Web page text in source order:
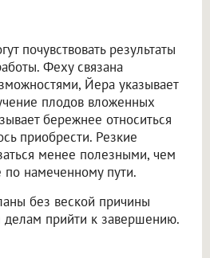
почувствовать результаты
Феху связана
Йера указывает
плодов вложенных
бережнее относиться
приобрести. Резкие
менее полезными, чем
намеченному пути.
без веской причины
делам прийти к завершению.